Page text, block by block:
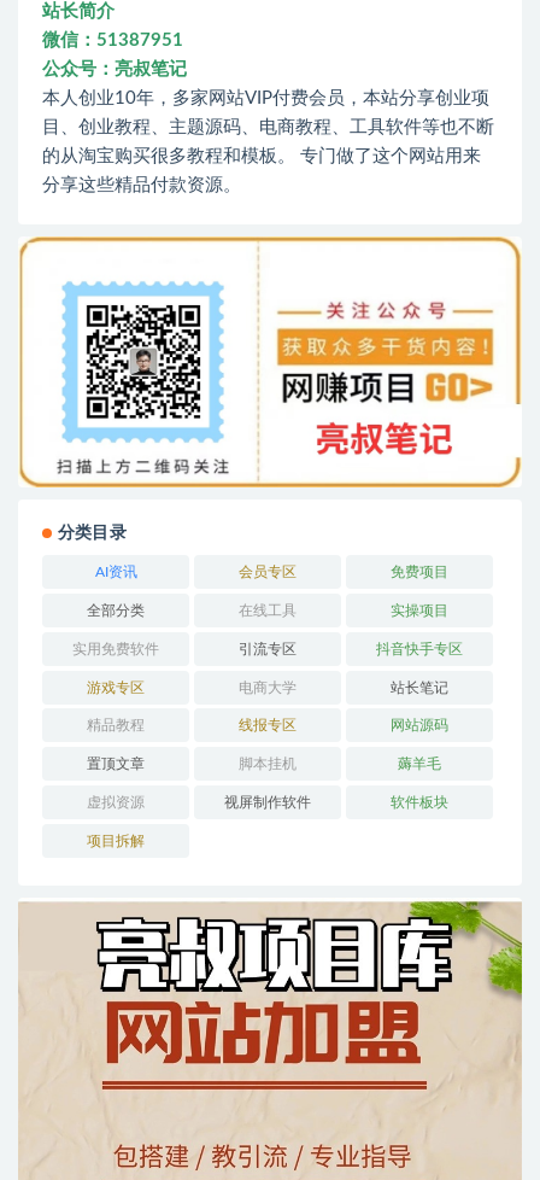
站长简介
微信：51387951
公众号：亮叔笔记
本人创业10年，多家网站VIP付费会员，本站分享创业项
目、创业教程、主题源码、电商教程、工具软件等也不断
的从淘宝购买很多教程和模板。 专门做了这个网站用来
分享这些精品付款资源。
分类目录
AI资讯 会员专区 免费项目
全部分类 在线工具 实操项目
实用免费软件 引流专区 抖音快手专区
游戏专区 电商大学 站长笔记
精品教程 线报专区 网站源码
置顶文章 脚本挂机 薅羊毛
虚拟资源 视屏制作软件 软件板块
项目拆解